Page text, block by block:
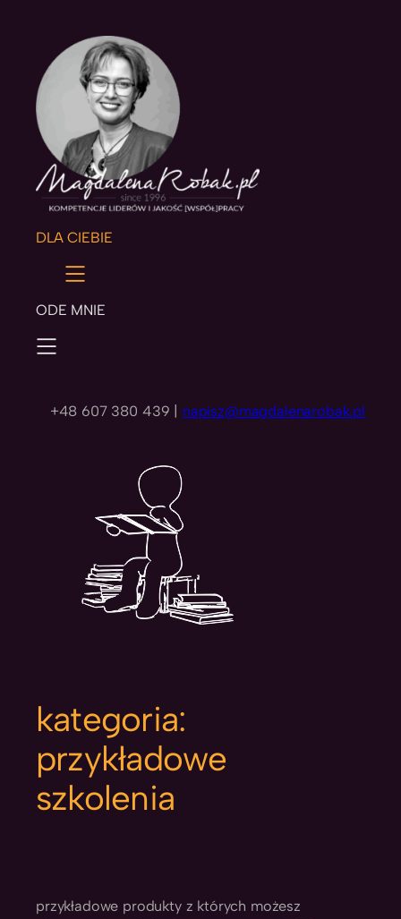
DLA CIEBIE
ODE MNIE
+48 607 380 439 | napisz@magdalenarobak.pl
kategoria:
przykładowe
szkolenia
przykładowe produkty z których możesz